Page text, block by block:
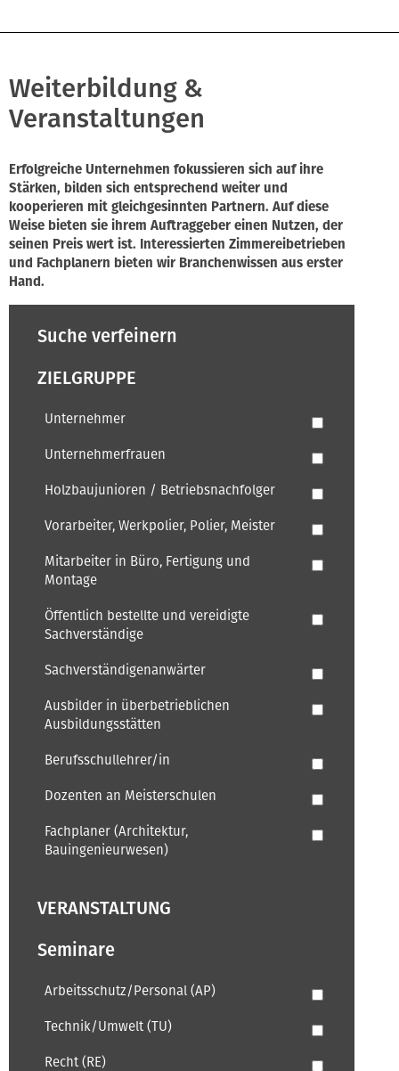
Weiterbildung &
Veranstaltungen
Erfolgreiche Unternehmen fokussieren sich auf ihre
Stärken, bilden sich entsprechend weiter und
kooperieren mit gleichgesinnten Partnern. Auf diese
Weise bieten sie ihrem Auftraggeber einen Nutzen, der
seinen Preis wert ist. Interessierten Zimmereibetrieben
und Fachplanern bieten wir Branchenwissen aus erster
Hand.
Suche verfeinern
ZIELGRUPPE
Unternehmer
Unternehmerfrauen
Holzbaujunioren / Betriebsnachfolger
Vorarbeiter, Werkpolier, Polier, Meister
Mitarbeiter in Büro, Fertigung und
Montage
Öffentlich bestellte und vereidigte
Sachverständige
Sachverständigenanwärter
Ausbilder in überbetrieblichen
Ausbildungsstätten
Berufsschullehrer/in
Dozenten an Meisterschulen
Fachplaner (Architektur,
Bauingenieurwesen)
VERANSTALTUNG
Seminare
Arbeitsschutz/Personal (AP)
Technik/Umwelt (TU)
Recht (RE)